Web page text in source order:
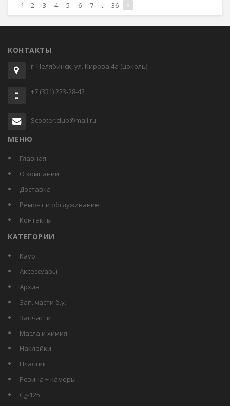
1 2 3 4 5 6 7 ... 36
КОНТАКТЫ
г. Челябинск, ул. Кирова 4а (цоколь)
+7 (351) 223-28-42
Scooter.club@mail.ru
МЕНЮ
Главная
О компании
Доставка
Ремонт и обслуживание
Контакты
КАТЕГОРИИ
kayo
аксессуары
архив
зап. части б.у.
запчасти
масла и химия
наклейки
пластик
резина + камеры
сg-125